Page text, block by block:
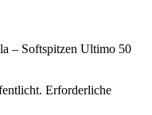
– Softspitzen Ultimo 50
Erforderliche